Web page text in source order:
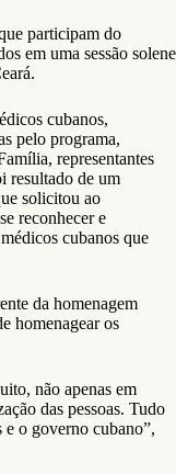
participam do
em uma sessão solene
cubanos,
pelo programa,
representantes
resultado de um
solicitou ao
reconhecer e
cubanos que
da homenagem
homenagear os
não apenas em
das pessoas. Tudo
e o governo cubano”,